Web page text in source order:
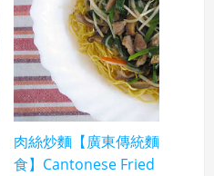
肉絲炒麵【廣東傳統麵
食】Cantonese Fried